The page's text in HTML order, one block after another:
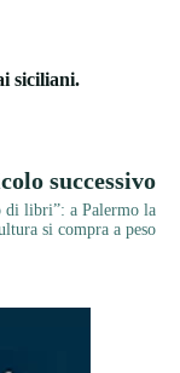
siciliani.
successivo
di libri”: a Palermo la
si compra a peso